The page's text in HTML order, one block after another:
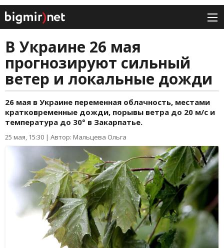
В Украине 26 мая
прогнозируют сильный
ветер и локальные дожди
26 мая в Украине переменная облачность, местами
кратковременные дожди, порывы ветра до 20 м/с и
температура до 30° в Закарпатье.
25 мая, 15:30 | Автор: Мальцева Ольга